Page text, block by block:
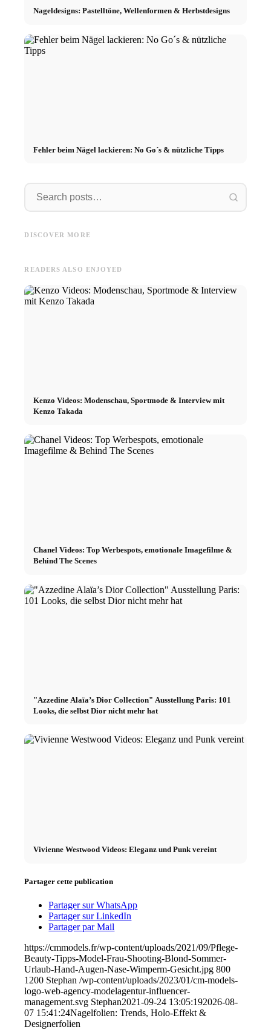
Nageldesigns: Pastelltöne, Wellenformen & Herbstdesigns
Fehler beim Nägel lackieren: No Go´s & nützliche Tipps
DISCOVER MORE
DIY-Serum
READERS ALSO ENJOYED
Kenzo Videos: Modenschau, Sportmode & Interview mit
Kenzo Takada
Chanel Videos: Top Werbespots, emotionale Imagefilme &
Behind The Scenes
"Azzedine Alaïa’s Dior Collection" Ausstellung Paris: 101
Looks, die selbst Dior nicht mehr hat
Vivienne Westwood Videos: Eleganz und Punk vereint
Partager cette publication
Partager sur WhatsApp
Partager sur LinkedIn
Partager par Mail
https://cmmodels.fr/wp-content/uploads/2021/09/Pflege-
Beauty-Tipps-Model-Frau-Shooting-Blond-Sommer-
Urlaub-Hand-Augen-Nase-Wimperm-Gesicht.jpg 800
1200 Stephan /wp-content/uploads/2023/01/cm-models-
logo-web-agency-modelagentur-influencer-
management.svg Stephan2021-09-24 13:05:192026-08-
07 15:41:24Nagelfolien: Trends, Holo-Effekt &
Designerfolien